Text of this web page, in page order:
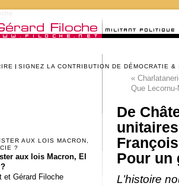
SIGNEZ LA CONTRIBUTION DE DÉMOCRATIE &
«
Que
De
Pour un
L’histoire
AUX LOIS MACRON,
?
aux lois Macron, El
et Gérard Filoche